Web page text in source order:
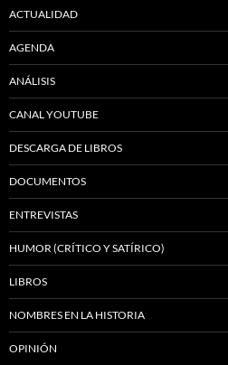
ACTUALIDAD
AGENDA
ANÁLISIS
CANAL YOUTUBE
DESCARGA DE LIBROS
DOCUMENTOS
ENTREVISTAS
HUMOR (CRÍTICO Y SATÍRICO)
LIBROS
NOMBRES EN LA HISTORIA
OPINIÓN